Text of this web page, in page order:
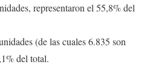
representaron el 55,8% del
(de las cuales 6.835 son
del total.